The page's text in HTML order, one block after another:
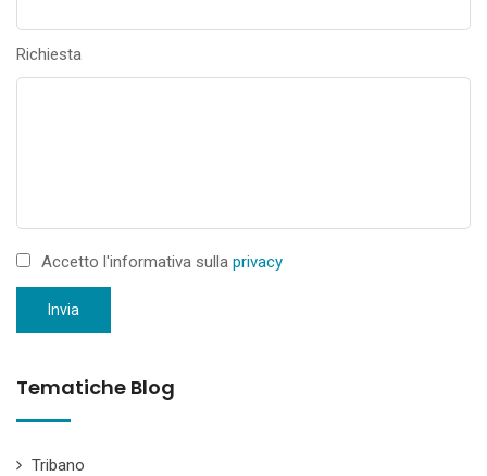
Richiesta
Accetto l'informativa sulla privacy
Invia
Tematiche Blog
Tribano